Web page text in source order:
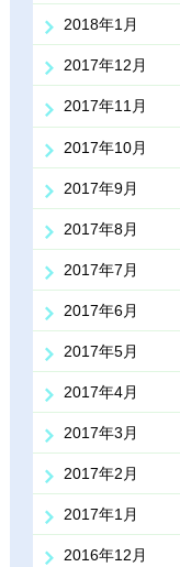
2018年1月
2017年12月
2017年11月
2017年10月
2017年9月
2017年8月
2017年7月
2017年6月
2017年5月
2017年4月
2017年3月
2017年2月
2017年1月
2016年12月